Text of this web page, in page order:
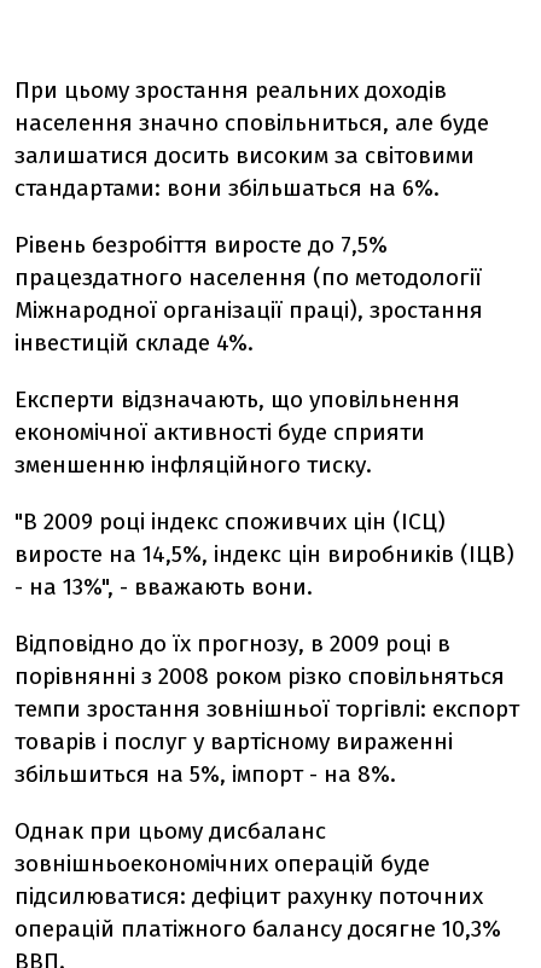
При цьому зростання реальних доходів
населення значно сповільниться, але буде
залишатися досить високим за світовими
стандартами: вони збільшаться на 6%.
Рівень безробіття виросте до 7,5%
працездатного населення (по методології
Міжнародної організації праці), зростання
інвестицій складе 4%.
Експерти відзначають, що уповільнення
економічної активності буде сприяти
зменшенню інфляційного тиску.
"В 2009 році індекс споживчих цін (ІСЦ)
виросте на 14,5%, індекс цін виробників (ІЦВ)
- на 13%", - вважають вони.
Відповідно до їх прогнозу, в 2009 році в
порівнянні з 2008 роком різко сповільняться
темпи зростання зовнішньої торгівлі: експорт
товарів і послуг у вартісному вираженні
збільшиться на 5%, імпорт - на 8%.
Однак при цьому дисбаланс
зовнішньоекономічних операцій буде
підсилюватися: дефіцит рахунку поточних
операцій платіжного балансу досягне 10,3%
ВВП.